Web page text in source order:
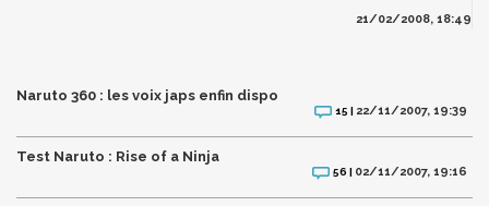
21/02/2008, 18:49
Naruto 360 : les voix japs enfin dispo
15 | 22/11/2007, 19:39
Test Naruto : Rise of a Ninja
56 | 02/11/2007, 19:16